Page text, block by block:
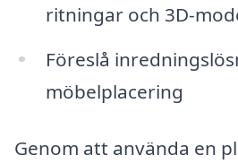
ritningar och 3D-
Föreslå
möbelplacering
Genom att använda en